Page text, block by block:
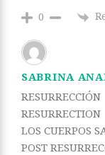
0
SABRINA
RESURRECCIÓN
RESURRECTION
LOS CUERPOS
POST